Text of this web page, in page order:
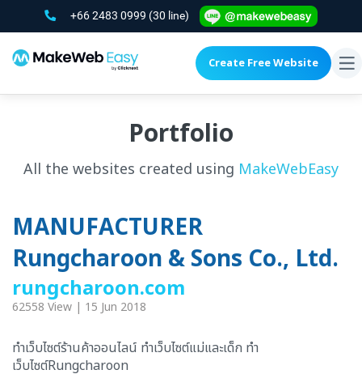
+66 2483 0999 (30 line)
Create Free Website
Portfolio
All the websites created using MakeWebEasy
MANUFACTURER
Rungcharoon & Sons Co., Ltd.
rungcharoon.com
62558 View | 15 Jun 2018
ทำเว็บไซต์ร้านค้าออนไลน์ ทำเว็บไซต์แม่และเด็ก ทำ
เว็บไซต์Rungcharoon